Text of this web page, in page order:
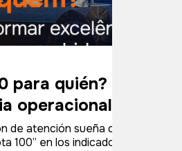
para quién?
operacional vs.
de atención sueña con
100” en los indicadores